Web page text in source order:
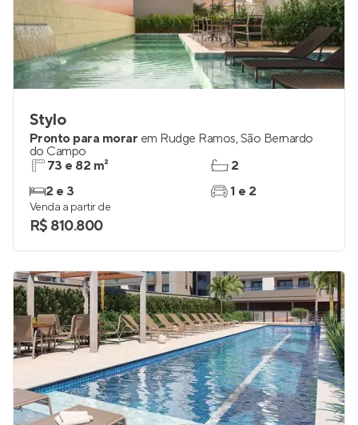
Stylo
Pronto para morar em Rudge Ramos,São Bernardo
do Campo
73 e 82 m²
2 e 3
2
1 e 2
Venda a partir de
R$ 810.800